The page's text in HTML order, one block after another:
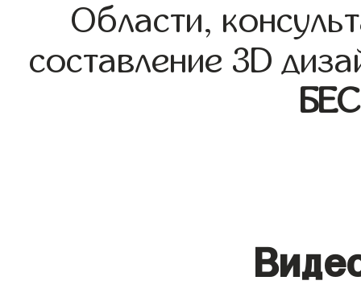
Области,
составление 3D